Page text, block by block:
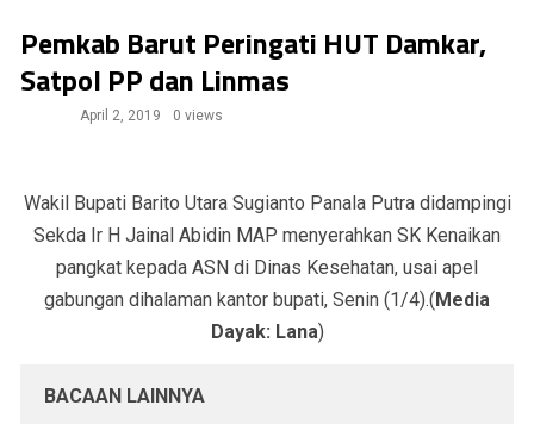
Pemkab Barut Peringati HUT Damkar,
Satpol PP dan Linmas
April 2, 2019 0 views
Wakil Bupati Barito Utara Sugianto Panala Putra didampingi
Sekda Ir H Jainal Abidin MAP menyerahkan SK Kenaikan
pangkat kepada ASN di Dinas Kesehatan, usai apel
gabungan dihalaman kantor bupati, Senin (1/4).( Media
Dayak: Lana)
BACAAN LAINNYA